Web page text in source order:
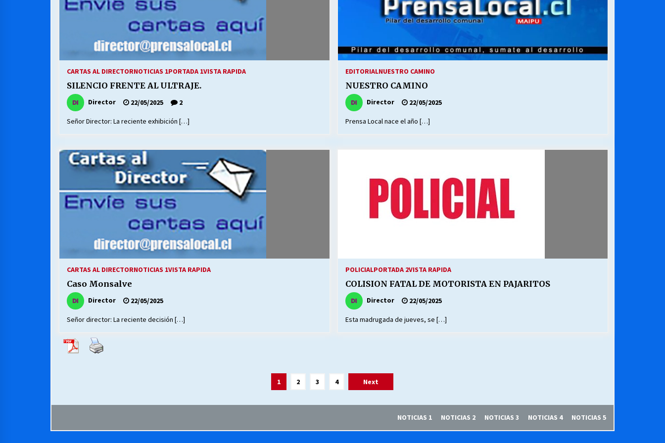
CARTAS AL DIRECTORNOTICIAS 1PORTADA 1VISTA RAPIDA
SILENCIO FRENTE AL ULTRAJE.
Director 22/05/2025 2
Señor Director: La reciente exhibición […]
EDITORIALNUESTRO CAMINO
NUESTRO CAMINO
Director 22/05/2025
Prensa Local nace el año […]
CARTAS AL DIRECTORNOTICIAS 1VISTA RAPIDA
Caso Monsalve
Director 22/05/2025
Señor director: La reciente decisión […]
POLICIALPORTADA 2VISTA RAPIDA
COLISION FATAL DE MOTORISTA EN PAJARITOS
Director 22/05/2025
Esta madrugada de jueves, se […]
1 2 3 4 Next
NOTICIAS 1 NOTICIAS 2 NOTICIAS 3 NOTICIAS 4 NOTICIAS 5